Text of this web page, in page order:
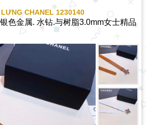
CHANEL 1230140
色金属. 水钻.与树脂3.0mm女士精品